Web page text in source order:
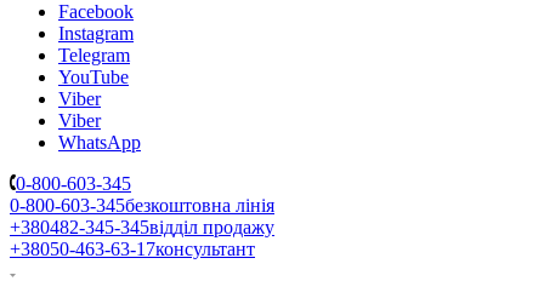
Facebook
Instagram
Telegram
YouTube
Viber
Viber
WhatsApp
0-800-603-345
0-800-603-345безкоштовна лінія
+380482-345-345відділ продажу
+38050-463-63-17консультант